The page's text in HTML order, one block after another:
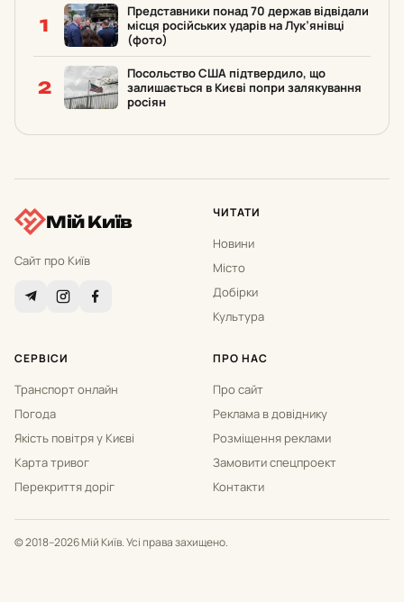
1
Представники понад 70 держав відвідали
місця російських ударів на Лук’янівці
(фото)
2
Посольство США підтвердило, що
залишається в Києві попри залякування
росіян
Мій Київ
Сайт про Київ
ЧИТАТИ
Новини
Місто
Добірки
Культура
СЕРВІСИ
Транспорт онлайн
Погода
Якість повітря у Києві
Карта тривог
Перекриття доріг
ПРО НАС
Про сайт
Реклама в довіднику
Розміщення реклами
Замовити спецпроект
Контакти
© 2018–2026 Мій Київ. Усі права захищено.